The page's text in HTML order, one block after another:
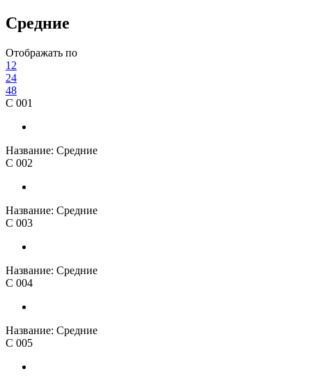
Средние
Отображать по
12
24
48
С 001
Название: Средние
С 002
Название: Средние
С 003
Название: Средние
С 004
Название: Средние
С 005